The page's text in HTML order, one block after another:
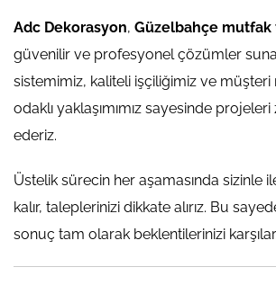
Adc Dekorasyon, Güzelbahçe mutfak
güvenilir ve profesyonel çözümler
sistemimiz, kaliteli işçiliğimiz ve
odaklı yaklaşımımız sayesinde
ederiz.
Üstelik sürecin her aşamasında sizinle
kalır, taleplerinizi dikkate alırız. Bu
sonuç tam olarak beklentilerinizi karşılar.